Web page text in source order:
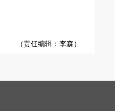
（责任编辑：李森）